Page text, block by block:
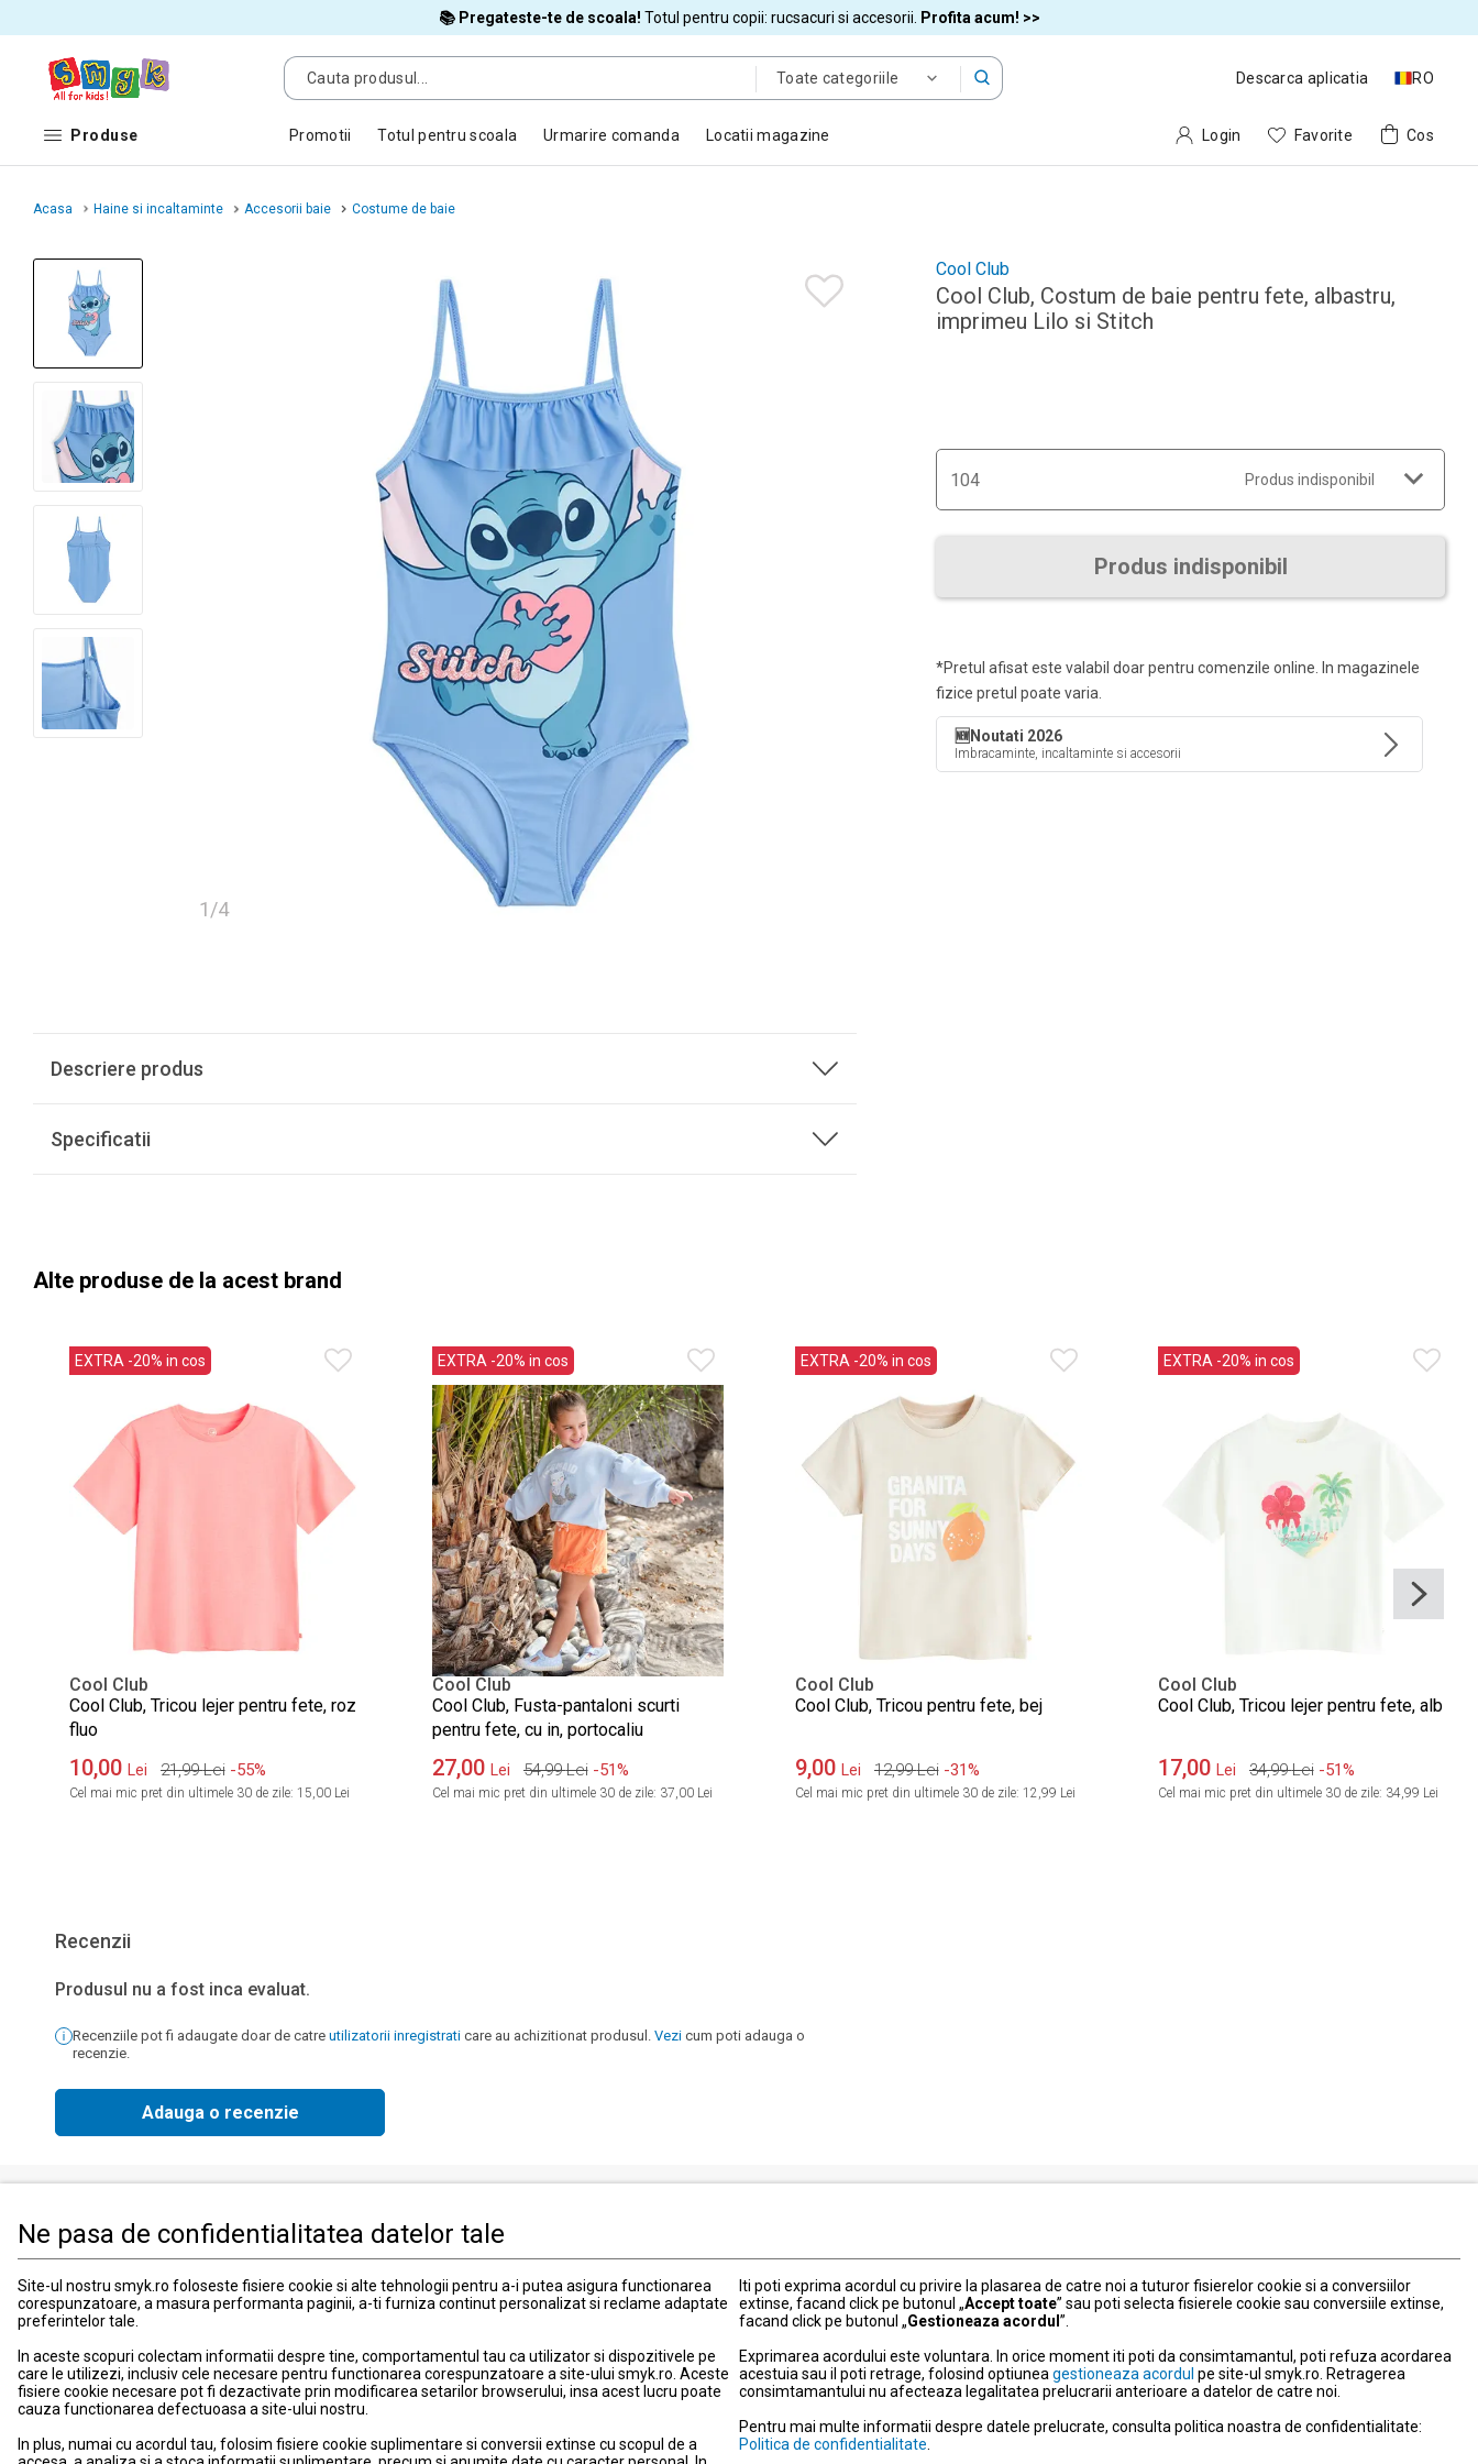
📚 Pregateste-te de scoala! Totul pentru copii: rucsacuri si accesorii. Profita acum! >>
Toate categoriile Descarca aplicatia RO
Produse Promotii Totul pentru scoala Urmarire comanda Locatii magazine
Ne pasa de confidentialitatea datelor tale
Site-ul nostru smyk.ro foloseste fisiere cookie si alte tehnologii pentru a-i putea asigura functionarea
corespunzatoare, a masura performanta paginii, a-ti furniza continut personalizat si reclame adaptate
preferintelor tale.
In aceste scopuri colectam informatii despre tine, comportamentul tau ca utilizator si dispozitivele pe
care le utilizezi, inclusiv cele necesare pentru functionarea corespunzatoare a site-ului smyk.ro. Aceste
fisiere cookie necesare pot fi dezactivate prin modificarea setarilor browserului, insa acest lucru poate
cauza functionarea defectuoasa a site-ului nostru.
In plus, numai cu acordul tau, folosim fisiere cookie suplimentare si conversii extinse cu scopul de a
Iti poti exprima acordul cu privire la plasarea de catre noi a tuturor fisierelor cookie si a conversiilor
extinse, facand click pe butonul „Accept toate” sau poti selecta fisierele cookie sau conversiile extinse,
facand click pe butonul „Gestioneaza acordul ”.
Exprimarea acordului este voluntara. In orice moment iti poti da consimtamantul, poti refuza acordarea
acestuia sau il poti retrage, folosind optiunea gestioneaza acordul pe site-ul smyk.ro. Retragerea
consimtamantului nu afecteaza legalitatea prelucrarii anterioare a datelor de catre noi.
Pentru mai multe informatii despre datele prelucrate, consulta politica noastra de confidentialitate:
Politica de confidentialitate
Login Favorite Cos
Acasa Haine si incaltaminte Accesorii baie Costume de baie
1/4
Descriere produs
Specificatii
Cool Club
Cool Club, Costum de baie pentru fete, albastru,
imprimeu Lilo si Stitch
104 Produs indisponibil
Produs indisponibil
*Pretul afisat este valabil doar pentru comenzile online. In magazinele
fizice pretul poate varia.
🆕Noutati 2026
Imbracaminte, incaltaminte si accesorii
Alte produse de la acest brand
EXTRA -20% in cos
Cool Club
Cool Club, Tricou lejer pentru fete, roz
fluo
10,00 Lei 21,99 Lei -55%
Cel mai mic pret din ultimele 30 de zile: 15,00 Lei
EXTRA -20% in cos
Cool Club
Cool Club, Fusta-pantaloni scurti
pentru fete, cu in, portocaliu
27,00 Lei 54,99 Lei -51%
Cel mai mic pret din ultimele 30 de zile: 37,00 Lei
EXTRA -20% in cos
Cool Club
Cool Club, Tricou pentru fete, bej
9,00 Lei 12,99 Lei -31%
Cel mai mic pret din ultimele 30 de zile: 12,99 Lei
EXTRA -20% in cos
Cool Club
Cool Club, Tricou lejer pentru fete, alb
17,00 Lei 34,99 Lei -51%
Cel mai mic pret din ultimele 30 de zile: 34,99 Lei
Recenzii
Produsul nu a fost inca evaluat.
Recenziile pot fi adaugate doar de catre utilizatorii inregistrati care au achizitionat produsul. Vezi cum poti adauga o
recenzie.
Adauga o recenzie
Produse
Imbracaminte, incaltaminte si accesorii
Mama si copilul
Jucarii si jocuri
Promotii
Blog smyk.com
Informatii clienti
Contact
Informatii actuale
Card de fidelitate
Card Cadou
Schimb si retur
Politica de Confidentialitate
Termeni si conditii
Politica cookies
Modifica setarile de confidentialitate
Informatii garantie
Protectia consumatorilor – ANPC
031 40 50 900